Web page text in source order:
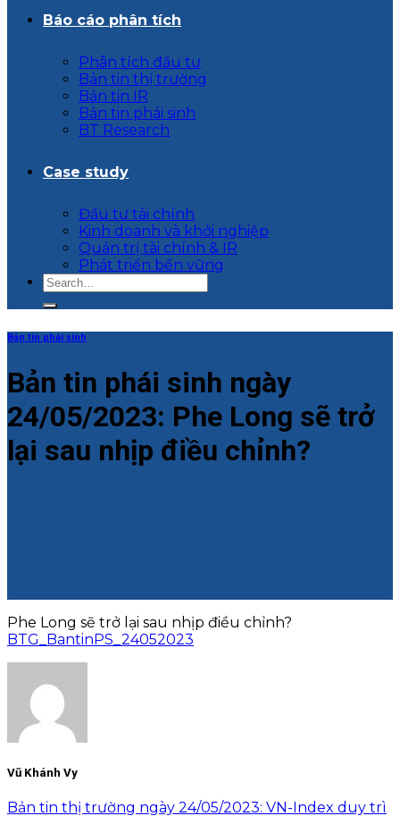
Báo cáo phân tích
Phân tích đầu tư
Bản tin thị trường
Bản tin IR
Bản tin phái sinh
BT Research
Case study
Đầu tư tài chính
Kinh doanh và khởi nghiệp
Quản trị tài chính & IR
Phát triển bền vững
Bản tin phái sinh
Bản tin phái sinh ngày
24/05/2023: Phe Long sẽ trở
lại sau nhịp điều chỉnh?
Phe Long sẽ trở lại sau nhịp điều chỉnh?
BTG_BantinPS_24052023
Vũ Khánh Vy
Bản tin thị trường ngày 24/05/2023: VN-Index duy trì